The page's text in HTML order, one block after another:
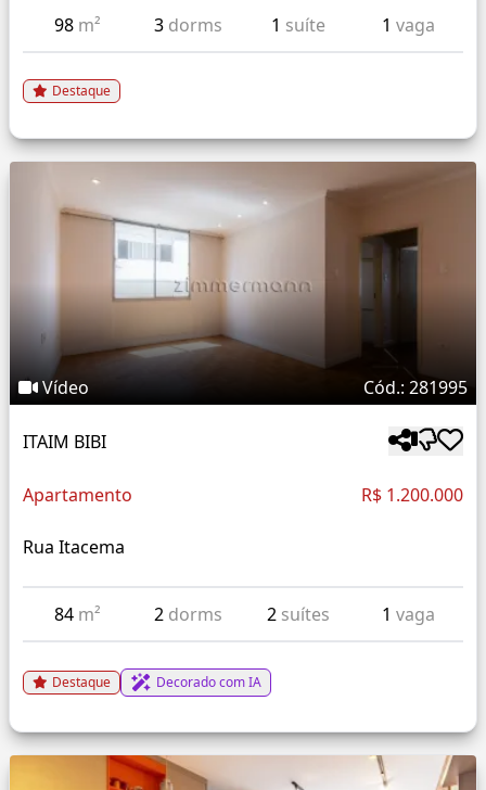
98 m² 3 dorms 1 suíte 1 vaga
Destaque
Vídeo Cód.: 281995
ITAIM BIBI
Apartamento R$ 1.200.000
Rua Itacema
84 m² 2 dorms 2 suítes 1 vaga
Destaque Decorado com IA